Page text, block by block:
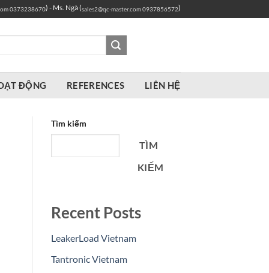
0373238670) - Ms. Ngà (sales2@qc-master.com0937856572)
ĐỘNG REFERENCES LIÊN HỆ
Tìm kiếm
TÌM
KIẾM
Recent Posts
LeakerLoad Vietnam
Tantronic Vietnam